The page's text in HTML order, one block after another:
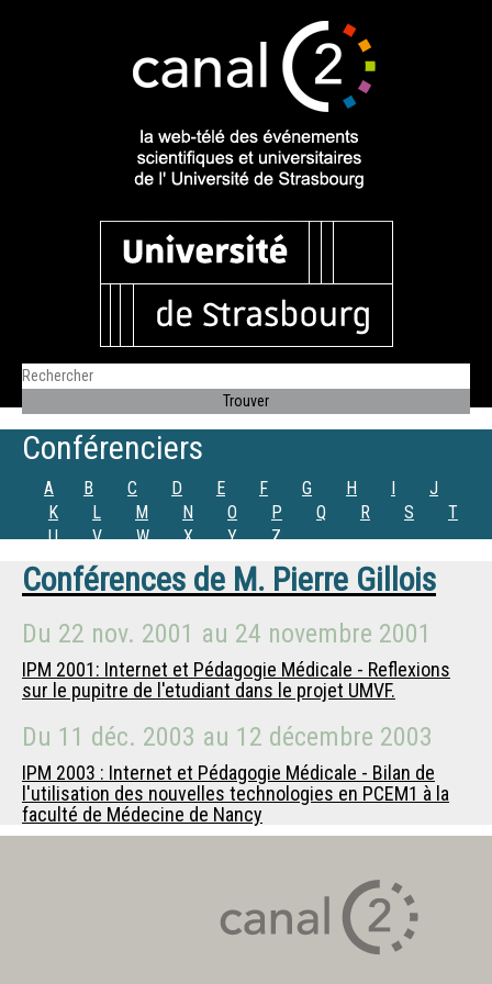
Conférenciers
A B C D E F G H I
J
K
L M N O P Q R S
T
U
V W X Y Z
Conférences de M. Pierre Gillois
Du 22 nov. 2001 au 24 novembre 2001
IPM 2001: Internet et Pédagogie Médicale - Reflexions
sur le pupitre de l'etudiant dans le projet UMVF.
Du 11 déc. 2003 au 12 décembre 2003
IPM 2003 : Internet et Pédagogie Médicale - Bilan de
l'utilisation des nouvelles technologies en PCEM1 à la
faculté de Médecine de Nancy